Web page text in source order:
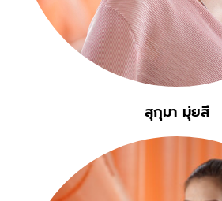
สุกุมา มุ่ยสี